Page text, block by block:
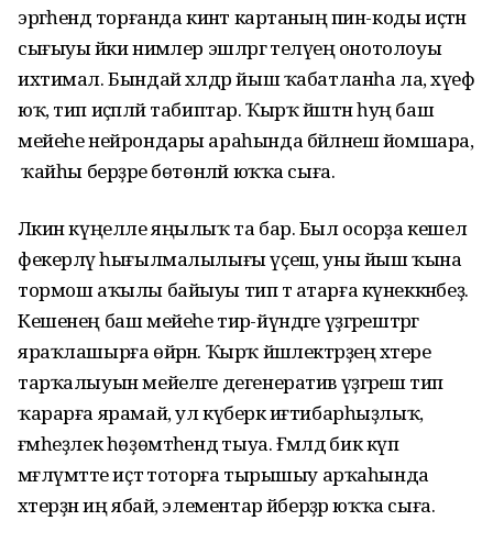
эргәһендә торғанда кинәт картаның пин-коды иҫтән
сығыуы йәки нимәлер эшләргә теләүең онотолоуы
ихтимал. Бындай хәлдәр йыш ҡабатланһа ла, хәүеф
юҡ, тип иҫәпләй табиптар. Ҡырҡ йәштән һуң баш
мейеһе нейрондары араһында бәйләнеш йомшара,
ә ҡайһы берҙәре бөтөнләй юҡҡа сыға.
Ләкин күңелле яңылыҡ та бар. Был осорҙа кешелә
фекерләү һығылмалылығы үҫешә, уны йыш ҡына
тормош аҡылы байыуы тип тә атарға күнеккәнбеҙ.
Кешенең баш мейеһе тирә-йүндәге үҙгәреш­тәргә
яраҡлашырға өйрәнә. Ҡырҡ йәшлектәрҙең хәтере
тарҡалыуын мейеләге дегенератив үҙгәреш тип
ҡарарға ярамай, ул күберәк иғти­барһыҙлыҡ,
ғәмһеҙлек һөҙөмтә­һендә тыуа. Ғәмәлдә бик күп
мәғлүмәтте иҫтә тоторға тырышыу арҡаһында
хәтерҙән иң ябай, элементар әйберҙәр юҡҡа сыға.